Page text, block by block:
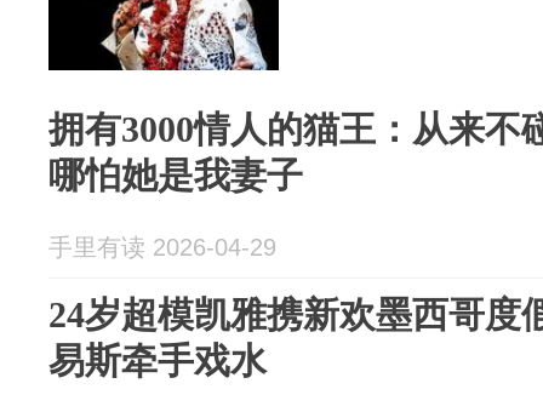
拥有3000情人的猫王：从来不
哪怕她是我妻子
手里有读 2026-04-29
24岁超模凯雅携新欢墨西哥度
易斯牵手戏水